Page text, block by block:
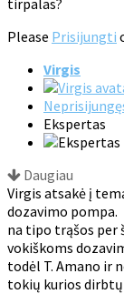
Please Prisijungti
Virgis
Ekspertas
Daugiau
Virgis atsakė į
dozavimo pompa.
na tipo trąšos per
vokiškoms
todėl T. Amano ir
tokių kurios dirbtų